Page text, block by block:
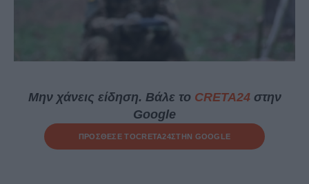
Μην χάνεις είδηση. Βάλε το CRETA24στην
Google
ΠΡΟΣΘΕΣΕ ΤΟCRETA24ΣΤΗΝ GOOGLE